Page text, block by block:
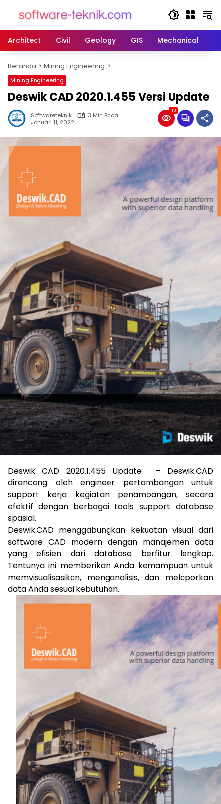
Architect
Civil Geology GIS Mechanical
Beranda Mining Engineering
Mining Engineering
Deswik CAD 2020.1.455 Versi Update
Softwareteknik
3 Min Baca
Januari 11, 2022
43
Deswik CAD 2020.1.455 Update – Deswik.CAD
dirancang oleh engineer pertambangan untuk
support kerja kegiatan penambangan, secara
efektif dengan berbagai tools support database
spasial.
Deswik.CAD menggabungkan kekuatan visual dari
software CAD modern dengan manajemen data
yang efisien dari database berfitur lengkap.
Tentunya ini memberikan Anda kemampuan untuk
memvisualisasikan, menganalisis, dan melaporkan
data Anda sesuai kebutuhan.